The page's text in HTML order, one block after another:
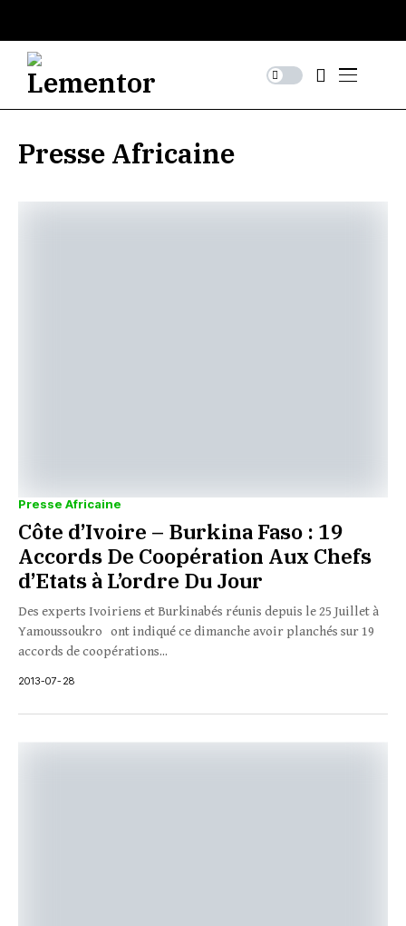
Presse Africaine
Presse Africaine
Côte d’Ivoire – Burkina Faso : 19
Accords De Coopération Aux Chefs
d’Etats à L’ordre Du Jour
Des experts Ivoiriens et Burkinabés réunis depuis le 25 Juillet à
Yamoussoukro ont indiqué ce dimanche avoir planchés sur 19
accords de coopérations...
2013-07-28